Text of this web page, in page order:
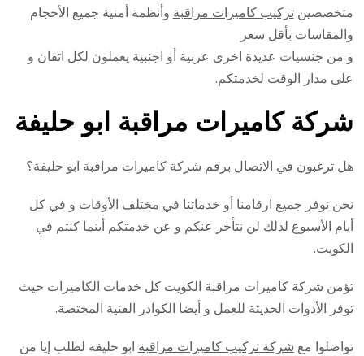
متخصصينتركيب كاميرات مراقبة وأنظمة أمنية جميع الأحجام
والمقاسات بأقل سعر
و من جنسيات عديدة اخرى عربية أو اجنبية يعملون لكل اتقان و
على مدار الوقت لخدمتكم.
شركة كاميرات مراقبة ابو حليفة
هل ترغبون في الاتصال برقم شركة كاميرات مراقبة ابو حليفة؟
نحن نوفر جميع ارقامنا أو خدماتنا في مختلف الأوقات و في كل
أيام الأسبوع لذلك لن نتأخر عنكم و عن خدمتكم أينما كنتم في
الكويت.
تؤمن شركة كاميرات مراقبة الكويت كل خدمات الكاميرات حيث
توفر الأدوات الحديثة للعمل و أيضا الكوادر الفنية المختصة.
تواصلوا مع شركة تركيب كاميرات مراقبة ابو حليفة لطلب إيا من